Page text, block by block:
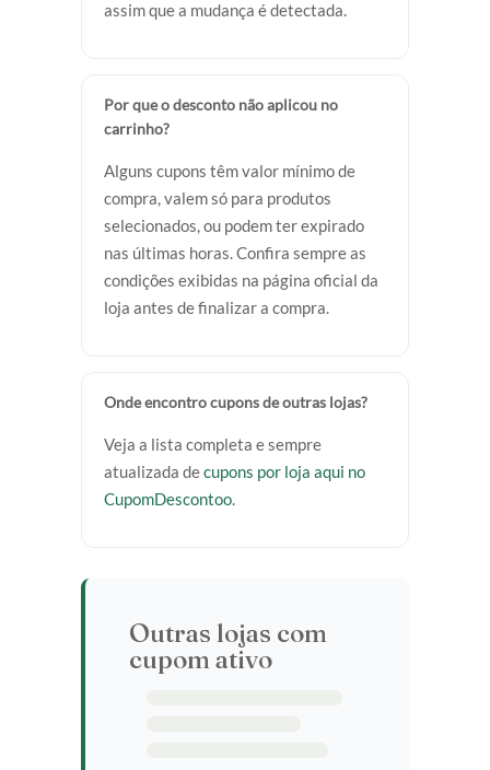
assim que a mudança é detectada.
Por que o desconto não aplicou no
carrinho?
Alguns cupons têm valor mínimo de
compra, valem só para produtos
selecionados, ou podem ter expirado
nas últimas horas. Confira sempre as
condições exibidas na página oficial da
loja antes de finalizar a compra.
Onde encontro cupons de outras lojas?
Veja a lista completa e sempre
atualizada decupons por loja aqui no
CupomDescontoo.
Outras lojas com
cupom ativo